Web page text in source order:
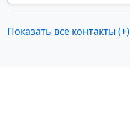
Показать все контакты (+)